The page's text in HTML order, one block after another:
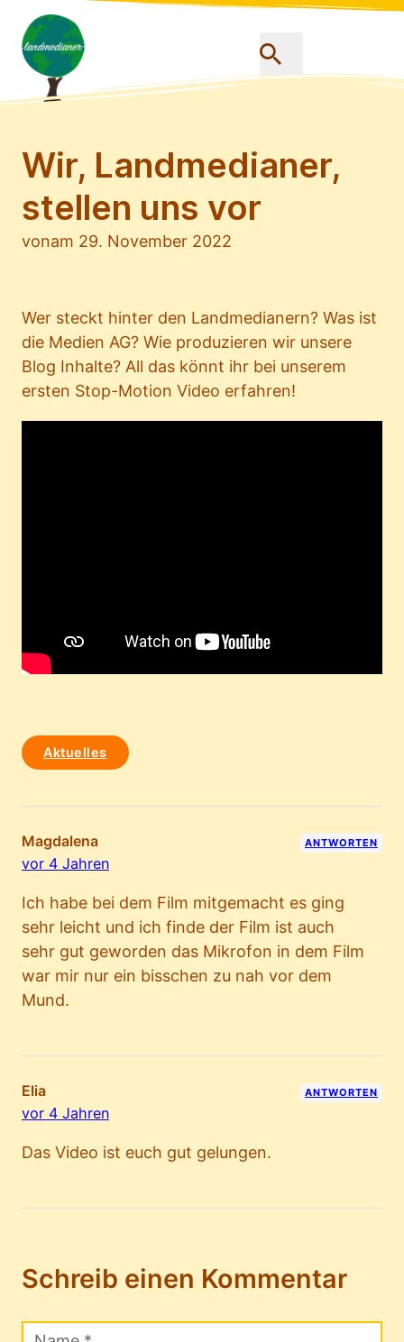
Wir, Landmedianer,
stellen uns vor
vonam 29. November 2022
Wer steckt hinter den Landmedianern? Was ist
die Medien AG? Wie produzieren wir unsere
Blog Inhalte? All das könnt ihr bei unserem
ersten Stop-Motion Video erfahren!
Aktuelles
Magdalena
vor 4 Jahren
ANTWORTEN
Ich habe bei dem Film mitgemacht es ging
sehr leicht und ich finde der Film ist auch
sehr gut geworden das Mikrofon in dem Film
war mir nur ein bisschen zu nah vor dem
Mund.
Elia
vor 4 Jahren
ANTWORTEN
Das Video ist euch gut gelungen.
Schreib einen Kommentar